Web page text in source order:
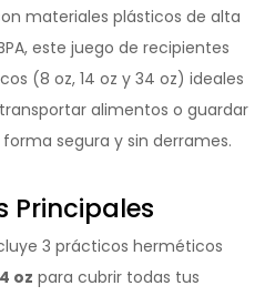
materiales plásticos de alta
este juego de recipientes
(8 oz, 14 oz y 34 oz) ideales
alimentos o guardar
segura y sin derrames.
Principales
3 prácticos herméticos
oz para cubrir todas tus